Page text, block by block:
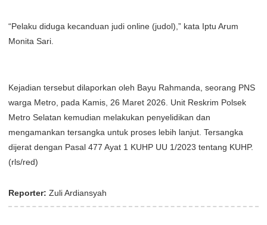
“Pelaku diduga kecanduan judi online (judol),” kata Iptu Arum
Monita Sari.
Kejadian tersebut dilaporkan oleh Bayu Rahmanda, seorang PNS
warga Metro, pada Kamis, 26 Maret 2026. Unit Reskrim Polsek
Metro Selatan kemudian melakukan penyelidikan dan
mengamankan tersangka untuk proses lebih lanjut. Tersangka
dijerat dengan Pasal 477 Ayat 1 KUHP UU 1/2023 tentang KUHP.
(rls/red)
Reporter: Zuli Ardiansyah